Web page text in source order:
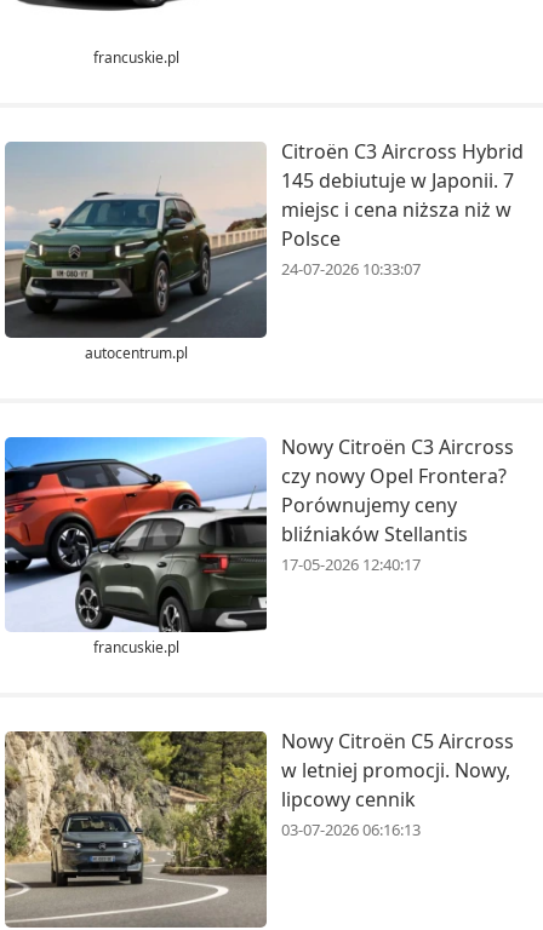
francuskie.pl
autocentrum.pl
Citroën C3 Aircross Hybrid
145 debiutuje w Japonii. 7
miejsc i cena niższa niż w
Polsce
24-07-2026 10:33:07
francuskie.pl
Nowy Citroën C3 Aircross
czy nowy Opel Frontera?
Porównujemy ceny
bliźniaków Stellantis
17-05-2026 12:40:17
Nowy Citroën C5 Aircross
w letniej promocji. Nowy,
lipcowy cennik
03-07-2026 06:16:13